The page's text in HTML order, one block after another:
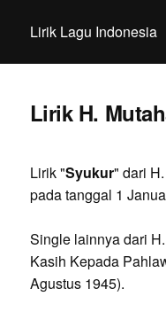
Lirik Lagu Indonesia
Lirik H.
Lirik "Syukur" dari
pada tanggal 1
Single lainnya dari
Kasih Kepada
Agustus 1945).